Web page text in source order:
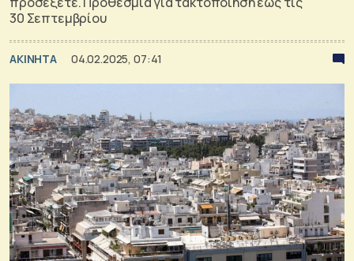
30 Σεπτεμβρίου
ΑΚΙΝΗΤΑ 04.02.2025, 07:41